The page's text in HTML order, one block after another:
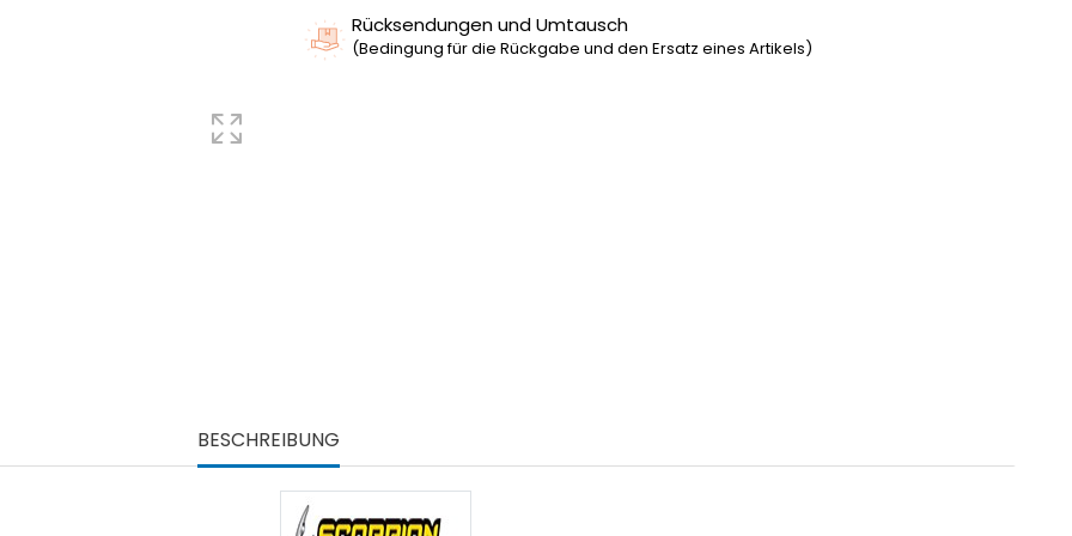
Rücksendungen und Umtausch
(Bedingung für die Rückgabe und den Ersatz eines Artikels)
BESCHREIBUNG